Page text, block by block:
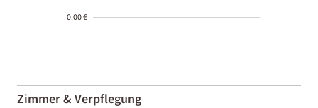
0.00 €
01-02
Zimmer & Verpflegung